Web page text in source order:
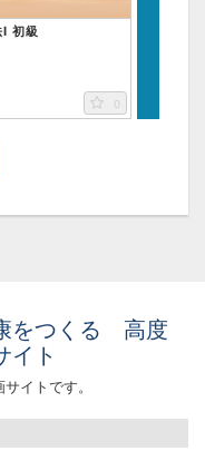
ります。×
初級
0
をつくる 高度
イト
イトです。